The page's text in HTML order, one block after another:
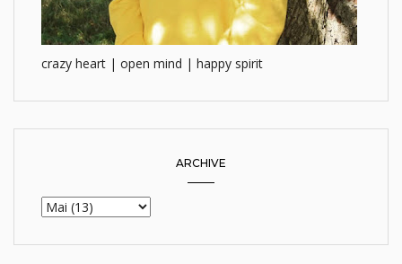
crazy heart | open mind | happy spirit
ARCHIVE